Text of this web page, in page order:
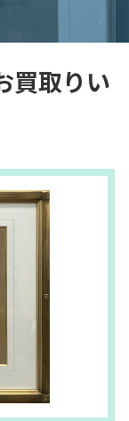
買取りい